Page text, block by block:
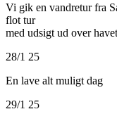
Vi gik en vandretur fra
flot tur
med udsigt ud over
28/1 25
En lave alt muligt dag
29/1 25